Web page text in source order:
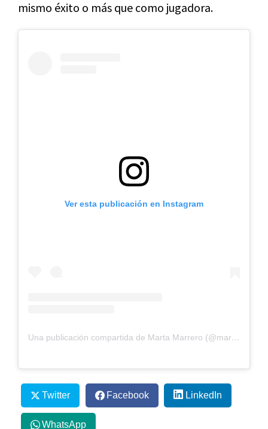
mismo éxito o más que como jugadora.
Ver esta publicación en Instagram
Una publicación compartida de Marta Marrero (@martamarreropadel)
Twitter Facebook LinkedIn
WhatsApp